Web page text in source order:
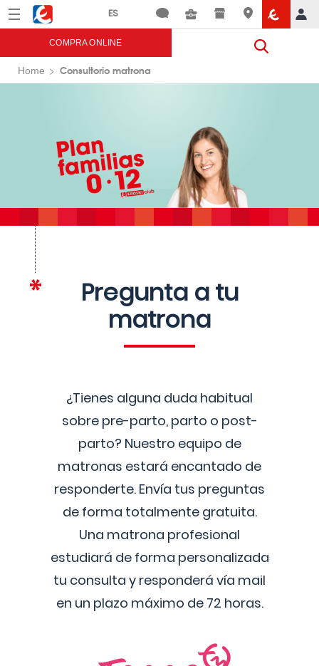
Menú Eroski
COMPRA ONLINE
Home Consultorio matrona
Pregunta a tu
matrona
¿Tienes alguna duda habitual
sobre pre-parto, parto o post-
parto? Nuestro equipo de
matronas estará encantado de
responderte. Envía tus preguntas
de forma totalmente gratuita.
Una matrona profesional
estudiará de forma personalizada
tu consulta y responderá vía mail
en un plazo máximo de 72 horas.